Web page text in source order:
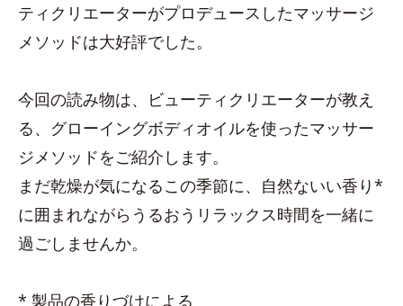
ティクリエーターがプロデュースしたマッサージ
メソッドは大好評でした。
今回の読み物は、ビューティクリエーターが教え
る、グローイングボディオイルを使ったマッサー
ジメソッドをご紹介します。
まだ乾燥が気になるこの季節に、自然ないい香り*
に囲まれながらうるおうリラックス時間を一緒に
過ごしませんか。
* 製品の香りづけによる